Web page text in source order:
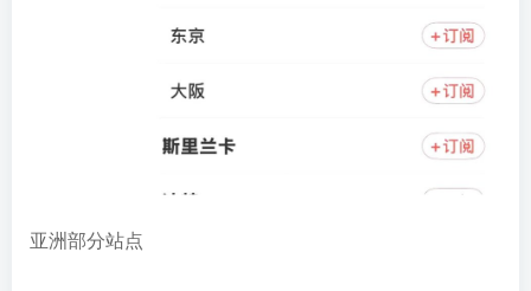
亚洲部分站点